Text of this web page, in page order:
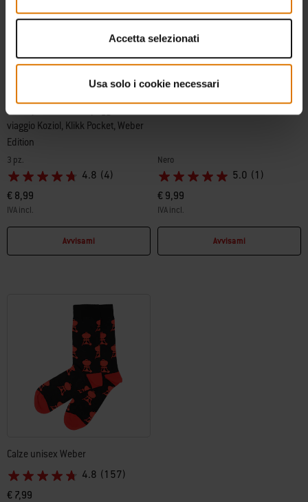
Accetta selezionati
Usa solo i cookie necessari
viaggio Koziol, Klikk Pocket, Weber
Edition
3 pz.
4.8 (4)
€ 8,99
IVA incl.
Color Options
Avvisami
Nero
5.0 (1)
€ 9,99
IVA incl.
Color Options
Avvisami
Calze unisex Weber
4.8 (157)
€ 7,99